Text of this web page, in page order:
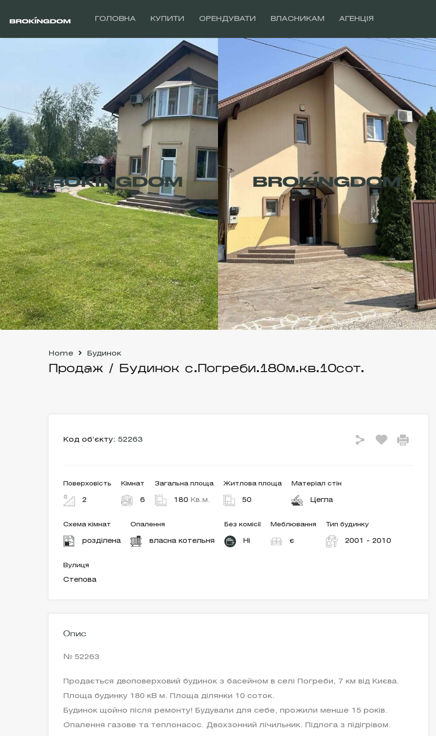
ГОЛОВНА КУПИТИ ОРЕНДУВАТИ ВЛАСНИКАМ АГЕНЦІЯ
Home Будинок
Продаж / Будинок с.Погреби.180м.кв.10сот.
Код об’єкту: 52263
Поверховість
2
Кімнат
6
Загальна площа
180 Кв.м.
Житлова площа
50
Матеріал стін
Цегла
Схема кімнат
розділена
Опалення
власна котельня
Без комісії
Ні
Меблювання
є
Тип будинку
2001 - 2010
Вулиця
Степова
Опис
№ 52263
Продається двоповерховий будинок з басейном в селі Погреби, 7 км від Києва.
Площа будинку 180 кВ м. Площа ділянки 10 соток.
Будинок щойно після ремонту! Будували для себе, прожили менше 15 років.
Опалення газове та теплонасос. Двохзонний лічильник. Підлога з підігрівом.